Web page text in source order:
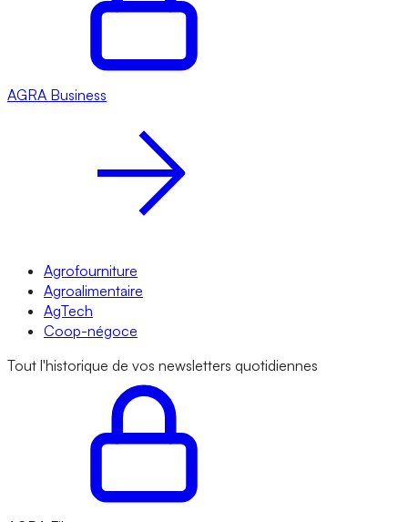
AGRA Business
Agrofourniture
Agroalimentaire
AgTech
Coop-négoce
Tout l'historique de vos newsletters quotidiennes